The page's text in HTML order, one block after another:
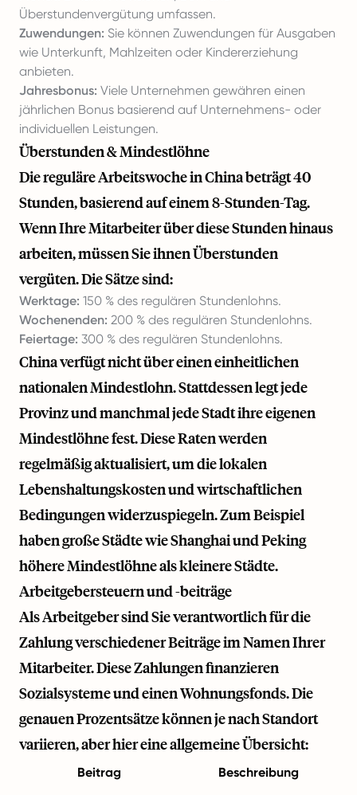
Überstundenvergütung umfassen.
Zuwendungen: Sie können Zuwendungen für Ausgaben
wie Unterkunft, Mahlzeiten oder Kindererziehung
anbieten.
Jahresbonus: Viele Unternehmen gewähren einen
jährlichen Bonus basierend auf Unternehmens- oder
individuellen Leistungen.
Überstunden & Mindestlöhne
Die reguläre Arbeitswoche in China beträgt 40
Stunden, basierend auf einem 8-Stunden-Tag.
Wenn Ihre Mitarbeiter über diese Stunden hinaus
arbeiten, müssen Sie ihnen Überstunden
vergüten. Die Sätze sind:
Werktage: 150 % des regulären Stundenlohns.
Wochenenden: 200 % des regulären Stundenlohns.
Feiertage: 300 % des regulären Stundenlohns.
China verfügt nicht über einen einheitlichen
nationalen Mindestlohn. Stattdessen legt jede
Provinz und manchmal jede Stadt ihre eigenen
Mindestlöhne fest. Diese Raten werden
regelmäßig aktualisiert, um die lokalen
Lebenshaltungskosten und wirtschaftlichen
Bedingungen widerzuspiegeln. Zum Beispiel
haben große Städte wie Shanghai und Peking
höhere Mindestlöhne als kleinere Städte.
Arbeitgebersteuern und -beiträge
Als Arbeitgeber sind Sie verantwortlich für die
Zahlung verschiedener Beiträge im Namen Ihrer
Mitarbeiter. Diese Zahlungen finanzieren
Sozialsysteme und einen Wohnungsfonds. Die
genauen Prozentsätze können je nach Standort
variieren, aber hier eine allgemeine Übersicht:
Beitrag Beschreibung